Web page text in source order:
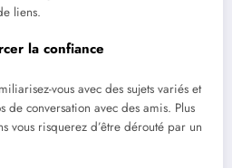
liens.
la confiance
vous avec des sujets variés et
de conversation avec des amis. Plus
vous risquerez d’être dérouté par un